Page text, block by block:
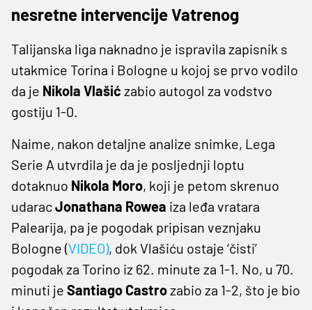
nesretne intervencije Vatrenog
Talijanska liga naknadno je ispravila zapisnik s
utakmice Torina i Bologne u kojoj se prvo vodilo
da je Nikola Vlašić zabio autogol za vodstvo
gostiju 1-0.
Naime, nakon detaljne analize snimke, Lega
Serie A utvrdila je da je posljednji loptu
dotaknuo Nikola Moro, koji je petom skrenuo
udaracJonathana Rowea iza leđa vratara
Palearija, pa je pogodak pripisan veznjaku
Bologne (VIDEO), dok Vlašiću ostaje ‘čisti’
pogodak za Torino iz 62. minute za 1-1. No, u 70.
minuti je Santiago Castrozabio za 1-2, što je bio